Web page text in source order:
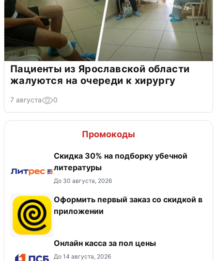
Пациенты из Ярославской области
жалуются на очереди к хирургу
7 августа 0
Промокоды
Скидка 30% на подборку убечной
литературы
До 30 августа, 2026
Оформить первый заказ со скидкой в
приложении
Онлайн касса за пол цены
До 14 августа, 2026